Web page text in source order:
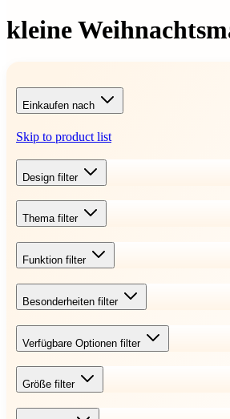
kleine
Einkaufen nach
Skip to product list
Design filter
Thema filter
Funktion filter
Besonderheiten filter
Verfügbare Optionen filter
Größe filter